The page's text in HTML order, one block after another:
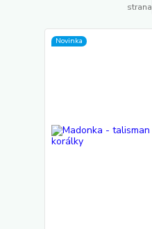
strana
Novinka